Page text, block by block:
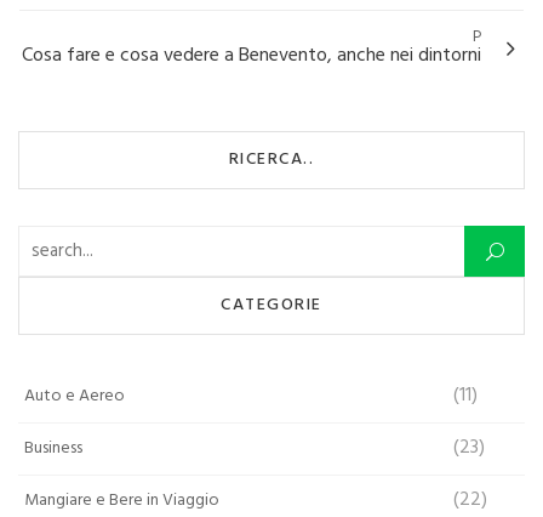
P
Cosa fare e cosa vedere a Benevento, anche nei dintorni
RICERCA..
Ricerca per:
CATEGORIE
Auto e Aereo (11)
Business (23)
Mangiare e Bere in Viaggio (22)